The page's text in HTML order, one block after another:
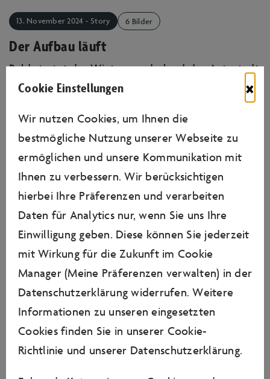
13. November 2024 - Story 6 Bilder
Der Aufbau läuft
Bald startet das Winterwunderland der Autostadt
23. Oktober 2023 - Story 2 Bilder
Nachhaltigkeit trifft Innovation
×
Cookie Einstellungen
Wir nutzen Cookies, um Ihnen die
bestmögliche Nutzung unserer Webseite zu
ermöglichen und unsere Kommunikation mit
Ihnen zu verbessern. Wir berücksichtigen
hierbei Ihre Präferenzen und verarbeiten
Daten für Analytics nur, wenn Sie uns Ihre
Einwilligung geben. Diese können Sie jederzeit
mit Wirkung für die Zukunft im Cookie
Manager (Meine Präferenzen verwalten) in der
Datenschutzerklärung widerrufen. Weitere
Informationen zu unseren eingesetzten
Cookies finden Sie in unserer Cookie-
Richtlinie und unserer Datenschutzerklärung.